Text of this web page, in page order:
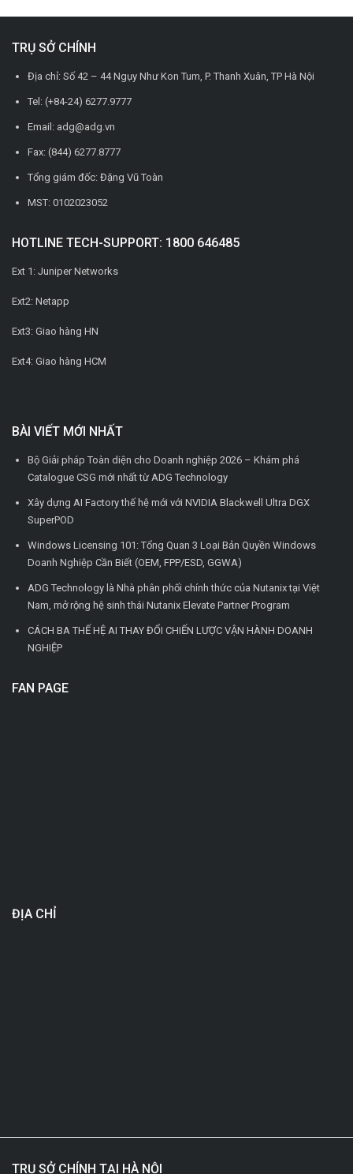
TRỤ SỞ CHÍNH
Địa chỉ: Số 42 – 44 Ngụy Như Kon Tum, P. Thanh Xuân, TP Hà Nội
Tel: (+84-24) 6277.9777
Email: adg@adg.vn
Fax: (844) 6277.8777
Tổng giám đốc: Đặng Vũ Toàn
MST: 0102023052
HOTLINE TECH-SUPPORT: 1800 646485
Ext 1: Juniper Networks
Ext2: Netapp
Ext3: Giao hàng HN
Ext4: Giao hàng HCM
BÀI VIẾT MỚI NHẤT
Bộ Giải pháp Toàn diện cho Doanh nghiệp 2026 – Khám phá
Catalogue CSG mới nhất từ ADG Technology
Xây dựng AI Factory thế hệ mới với NVIDIA Blackwell Ultra DGX
SuperPOD
Windows Licensing 101: Tổng Quan 3 Loại Bản Quyền Windows
Doanh Nghiệp Cần Biết (OEM, FPP/ESD, GGWA)
ADG Technology là Nhà phân phối chính thức của Nutanix tại Việt
Nam, mở rộng hệ sinh thái Nutanix Elevate Partner Program
CÁCH BA THẾ HỆ AI THAY ĐỔI CHIẾN LƯỢC VẬN HÀNH DOANH
NGHIỆP
FAN PAGE
ĐỊA CHỈ
TRỤ SỞ CHÍNH TẠI HÀ NỘI